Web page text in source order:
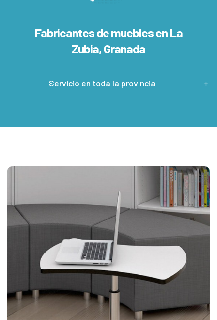
Fabricantes de muebles en La
Zubia, Granada
Servicio en toda la provincia